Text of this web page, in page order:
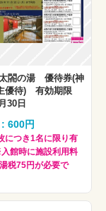
閤の湯 優待券(神
優待) 有効期限
30日
600円
につき1名に限り有
館時に施設利用料
税75円が必要で